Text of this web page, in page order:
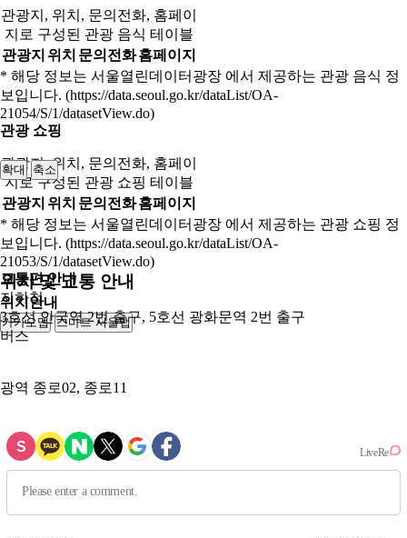
관광지, 위치, 문의전화, 홈페이
지로 구성된 관광 음식 테이블
관광지 위치 문의전화홈페이지
* 해당 정보는 서울열린데이터광장 에서 제공하는 관광 음식 정
보입니다. (https://data.seoul.go.kr/dataList/OA-
21054/S/1/datasetView.do)
관광 쇼핑
관광지, 위치, 문의전화, 홈페이
지로 구성된 관광 쇼핑 테이블
관광지 위치 문의전화홈페이지
* 해당 정보는 서울열린데이터광장 에서 제공하는 관광 쇼핑 정
보입니다. (https://data.seoul.go.kr/dataList/OA-
21053/S/1/datasetView.do)
위치 및 교통 안내
위치안내
카카오맵 스마트 서울맵
250m
확대 축소
교통편 안내
지하철
3호선 안국역 2번 출구, 5호선 광화문역 2번 출구
버스
광역 종로02, 종로11